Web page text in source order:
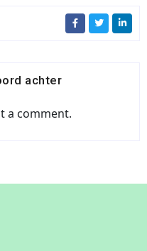
achter
a comment.